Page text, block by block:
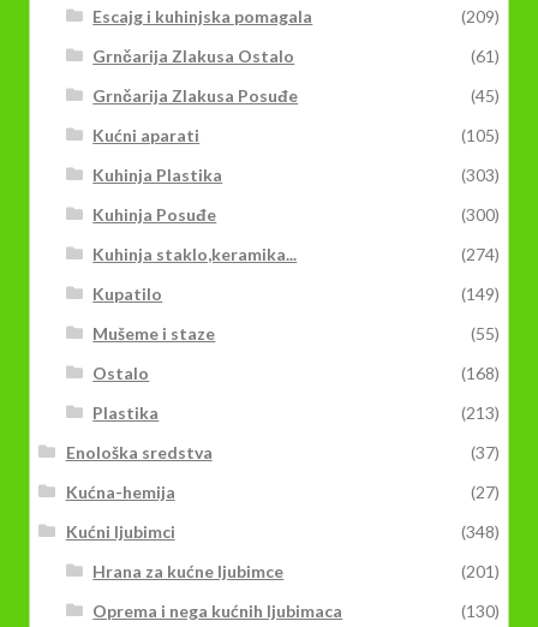
Escajg i kuhinjska pomagala
(209)
Grnčarija Zlakusa Ostalo
(61)
Grnčarija Zlakusa Posuđe
(45)
Kućni aparati
(105)
Kuhinja Plastika
(303)
Kuhinja Posuđe
(300)
Kuhinja staklo,keramika...
(274)
Kupatilo
(149)
Mušeme i staze
(55)
Ostalo
(168)
Plastika
(213)
Enološka sredstva
(37)
Kućna-hemija
(27)
Kućni ljubimci
(348)
Hrana za kućne ljubimce
(201)
Oprema i nega kućnih ljubimaca
(130)